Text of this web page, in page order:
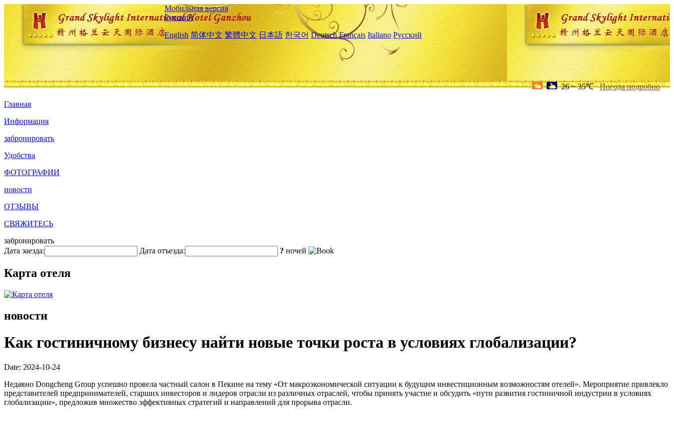
Мобильная версия
Русский
English 简体中文 繁體中文 日本語 한국어 Deutsch Français Italiano Русский
26 ~ 35℃ Погода подробно
Главная
Информация
забронировать
Удобства
ФОТОГРАФИИ
новости
ОТЗЫВЫ
СВЯЖИТЕСЬ
забронировать
Дата заезда:
Дата отъезда: ? ночей
Карта отеля
новости
Как гостиничному бизнесу найти новые точки роста в условиях глобализации?
Date: 2024-10-24
Недавно Dongcheng Group успешно провела частный салон в Пекине на тему «От макроэкономической ситуации к будущим инвестиционным возможностям отелей». Мероприятие привлекло
представителей предпринимателей, старших инвесторов и лидеров отрасли из различных отраслей, чтобы принять участие и обсудить «пути развития гостиничной индустрии в условиях
глобализации», предложив множество эффективных стратегий и направлений для прорыва отрасли.